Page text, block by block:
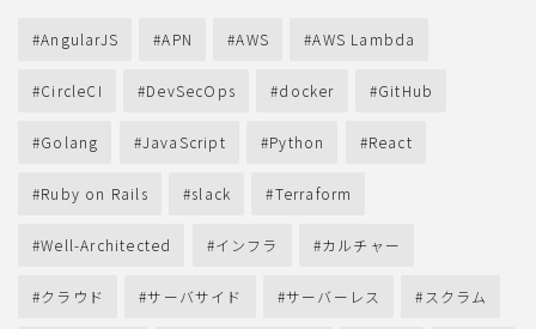
AngularJS APN AWS AWS Lambda
CircleCI DevSecOps docker GitHub
Golang JavaScript Python React
Ruby on Rails slack Terraform
Well-Architected インフラ カルチャー
クラウド サーバサイド サーバーレス スクラム